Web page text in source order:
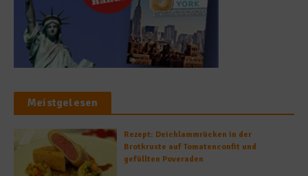
Meistgelesen
Rezept: Deichlammrücken in der
Brotkruste auf Tomatenconfit und
gefüllten Poveraden